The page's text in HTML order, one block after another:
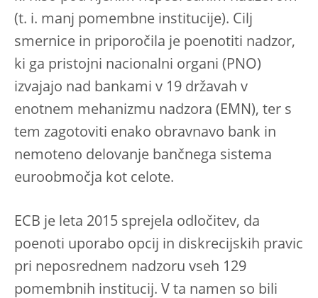
(t. i. manj pomembne institucije). Cilj
smernice in priporočila je poenotiti nadzor,
ki ga pristojni nacionalni organi (PNO)
izvajajo nad bankami v 19 državah v
enotnem mehanizmu nadzora (EMN), ter s
tem zagotoviti enako obravnavo bank in
nemoteno delovanje bančnega sistema
euroobmočja kot celote.
ECB je leta 2015 sprejela odločitev, da
poenoti uporabo opcij in diskrecijskih pravic
pri neposrednem nadzoru vseh 129
pomembnih institucij. V ta namen so bili